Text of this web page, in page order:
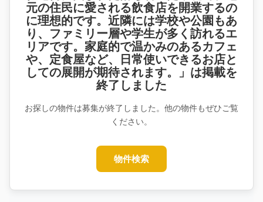
元の住民に愛される飲食店を開業するの
に理想的です。近隣には学校や公園もあ
り、ファミリー層や学生が多く訪れるエ
リアです。家庭的で温かみのあるカフェ
や、定食屋など、日常使いできるお店と
しての展開が期待されます。」は掲載を
終了しました
お探しの物件は募集が終了しました。他の物件もぜひご覧
ください。
物件検索